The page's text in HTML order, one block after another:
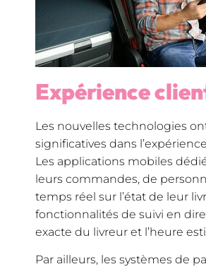
Expérience
Les nouvelles technologies
significatives dans
Les applications mobiles
leurs commandes, de
temps réel sur l’état de leur
fonctionnalités de suivi en
exacte du livreur et l’heure
Par ailleurs, les systèmes de